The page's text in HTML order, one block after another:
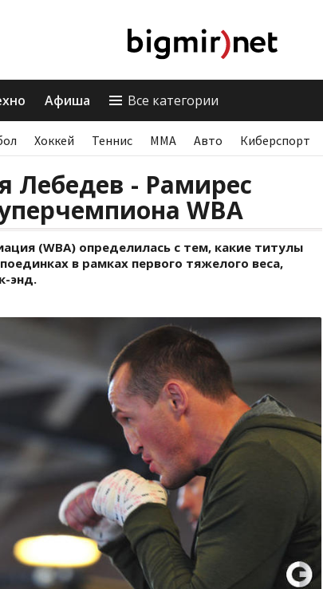
Афиша Все категории
Хоккей Теннис ММА Авто Киберспорт
Лебедев - Рамирес
WBA
(WBA) определилась с тем, какие титулы
в рамках первого тяжелого веса,
энд.